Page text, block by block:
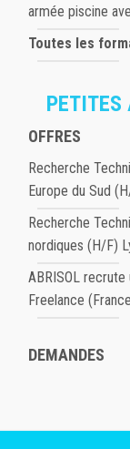
armée piscine
Toutes les
PETITES
OFFRES
Recherche
Europe du Sud
Recherche
nordiques (H/F)
ABRISOL
Freelance
DEMANDES